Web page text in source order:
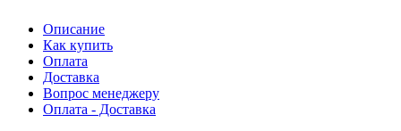
Описание
Как купить
Оплата
Доставка
Вопрос менеджеру
Оплата - Доставка